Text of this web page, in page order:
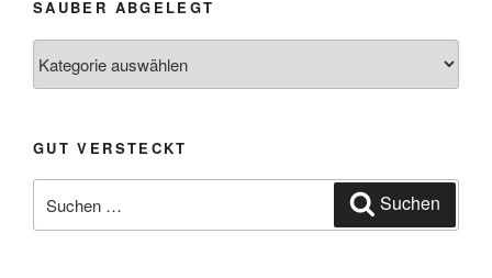
SAUBER ABGELEGT
abgelegt
GUT VERSTECKT
nach:
Suchen